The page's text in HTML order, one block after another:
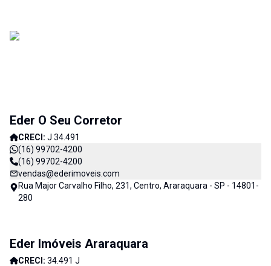
Eder O Seu Corretor
CRECI: J 34.491
(16) 99702-4200
(16) 99702-4200
vendas@ederimoveis.com
Rua Major Carvalho Filho, 231, Centro, Araraquara - SP - 14801-
280
Eder Imóveis Araraquara
CRECI: 34.491 J